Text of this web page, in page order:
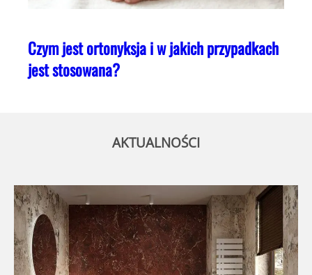
Czym jest ortonyksja i w jakich przypadkach
jest stosowana?
AKTUALNOŚCI